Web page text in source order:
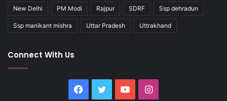
New Delhi PM Modi Rajpur SDRF Ssp dehradun
Ssp manikant mishra Uttar Pradesh Uttrakhand
Connect With Us
Facebook
Twitter YouTubeInstagram